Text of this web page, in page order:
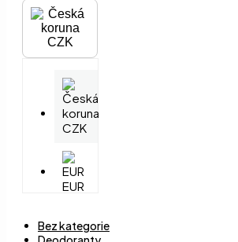
CZK
CZK
EUR
Bez kategorie